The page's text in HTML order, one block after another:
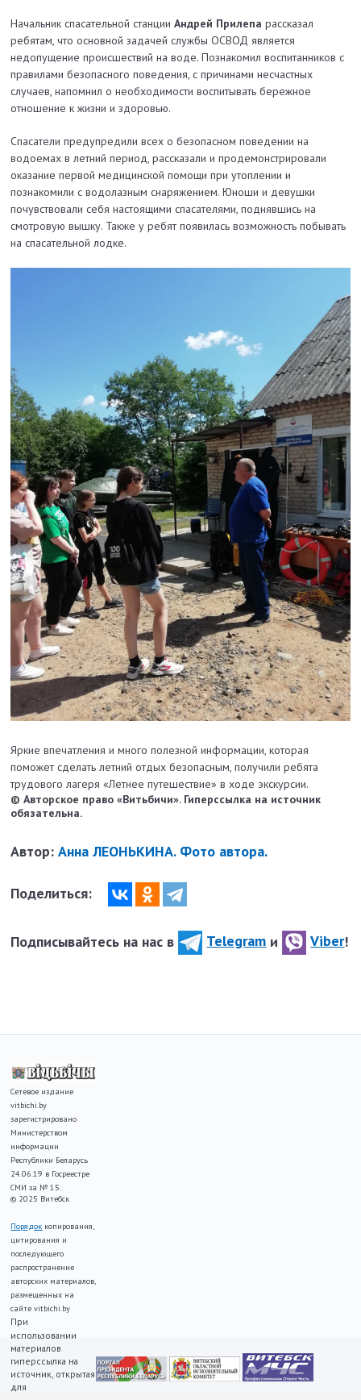
Начальник спасательной станции Андрей Прилепа рассказал
ребятам, что основной задачей службы ОСВОД является
недопущение происшествий на воде. Познакомил воспитанников с
правилами безопасного поведения, с причинами несчастных
случаев, напомнил о необходимости воспитывать бережное
отношение к жизни и здоровью.
Спасатели предупредили всех о безопасном поведении на
водоемах в летний период, рассказали и продемонстрировали
оказание первой медицинской помощи при утоплении и
познакомили с водолазным снаряжением. Юноши и девушки
почувствовали себя настоящими спасателями, поднявшись на
смотровую вышку. Также у ребят появилась возможность побывать
на спасательной лодке.
Яркие впечатления и много полезной информации, которая
поможет сделать летний отдых безопасным, получили ребята
трудового лагеря «Летнее путешествие» в ходе экскурсии.
© Авторское право «Витьбичи». Гиперссылка на источник
обязательна.
Автор:Анна ЛЕОНЬКИНА. Фото автора.
Поделиться:
Подписывайтесь на нас в Telegram и Viber!
Сетевое издание
vitbichi.by
зарегистрировано
Министерством
информации
Республики Беларусь
24.06.19 в Госреестре
СМИ за № 15.
© 2025 Витебск
Порядок копирования,
цитирования и
последующего
распространение
авторских материалов,
размещенных на
сайте vitbichi.by
При
использовании
материалов
гиперссылка на
источник, открытая
для